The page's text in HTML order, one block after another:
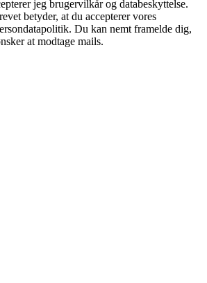
jeg brugervilkår og databeskyttelse.
betyder, at du accepterer vores
Du kan nemt framelde dig,
at modtage mails.